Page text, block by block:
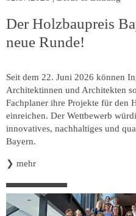
Der Holzbaupreis
neue Runde!
Seit dem 22. Juni 2026 können
Architektinnen und Architekten
Fachplaner ihre Projekte für den
einreichen. Der Wettbewerb
innovatives, nachhaltiges und
Bayern.
❯ mehr